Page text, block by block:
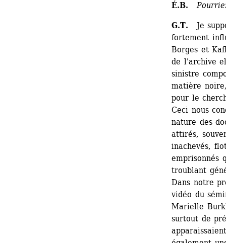
É.B.
G.T. Je
fortement
Borges et
de l'archive
sinistre
matière
pour le
Ceci nous
nature des
attirés,
inachevés,
emprisonnés
troublant
Dans notre
vidéo du
Marielle
surtout de